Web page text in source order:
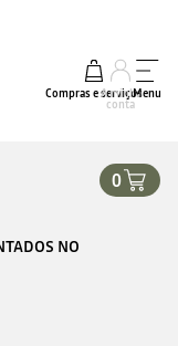
Compras e serviços
A minha
conta
Menu
0
NO